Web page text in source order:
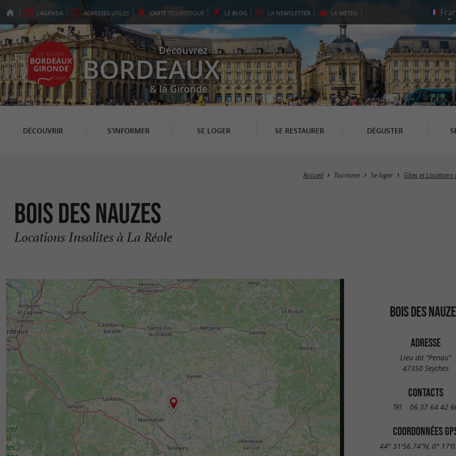
L'AGENDA ADRESSES UTILES CARTE TOURISTIQUE LE BLOG LA NEWSLETTER LA MÉTÉO
Découvrez
BORDEAUX
& la Gironde
DÉCOUVRIR S'INFORMER SE LOGER SE RESTAURER DÉGUSTER
Accueil Tourisme Se loger Gîtes et Locations
Bois des Nauzes
Locations Insolites à La Réole
BOIS DES
ADRESSE
Lieu dit "Penau"
47350 Seyches
CONTACTS
Tél. : 06 37 64 42
COORDONNÉES
44° 31'56.74"N, 0°